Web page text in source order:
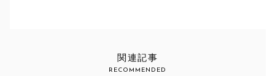
関連記事
RECOMMENDED